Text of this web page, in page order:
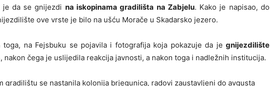
je da se gnijezdi na iskopinama gradilišta na Zabjelu. Kako je napisao, do
ove vrste je bilo na ušću Morače u Skadarsko jezero.
toga, na Fejsbuku se pojavila i fotografija koja pokazuje da je gnijezdilište
, nakon čega je uslijedila reakcija javnosti, a nakon toga i nadležnih institucija.